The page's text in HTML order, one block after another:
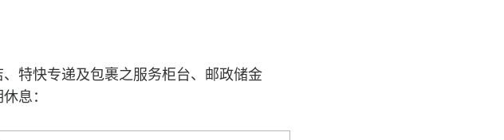
特快专递及包裹之服务柜台、邮政储金
息：